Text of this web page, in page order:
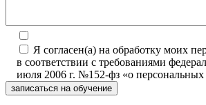
Я согласен(а) на обработку моих
в соответствии с требованиями
июля 2006 г. №152-фз «о